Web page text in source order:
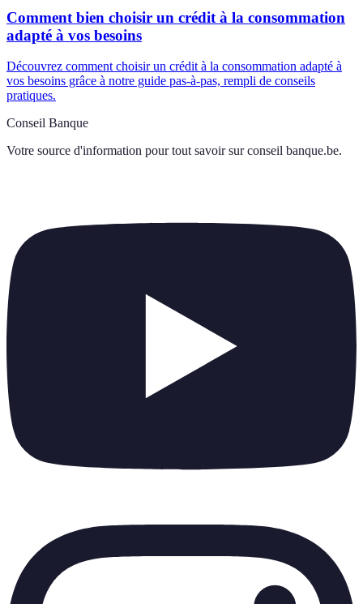
Comment bien choisir un crédit à la consommation
adapté à vos besoins
Découvrez comment choisir un crédit à la consommation adapté à
vos besoins grâce à notre guide pas-à-pas, rempli de conseils
pratiques.
Conseil Banque
Votre source d'information pour tout savoir sur conseil banque.be.